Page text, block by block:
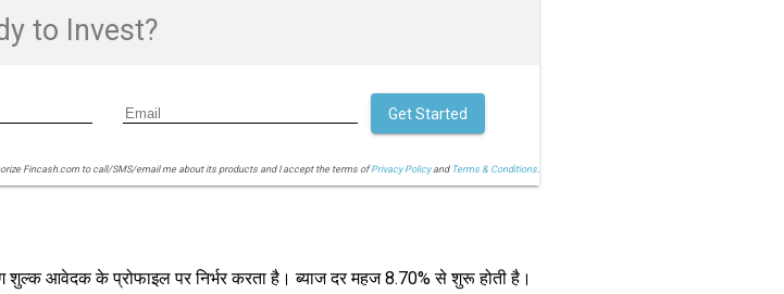
to Invest?
Fincash.com to call/SMS/email me about its products and I accept the terms ofPrivacy Policyand Terms & Conditions.
Get Started
आवेदक के प्रोफाइल पर निर्भर करता है। ब्याज दर महज 8.70% से शुरू होती है।